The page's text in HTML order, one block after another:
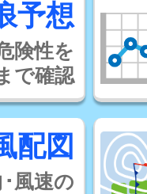
予想
険性を
で確認
配図
･風速の